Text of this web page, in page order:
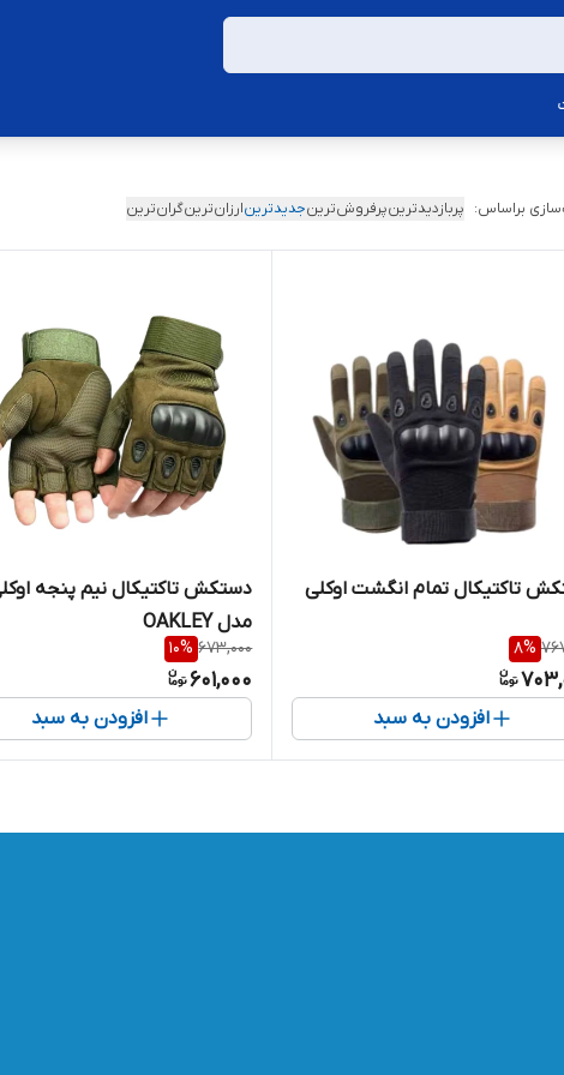
براساس: پربازدیدترینپرفروش‌ترینجدیدترینارزان‌ترینگران‌ترین
تاکتیکال تمام انگشت اوکلی
8%
افزودن به سبد
دستکش تاکتیکال نیم پنجه
مدل OAKLEY
673,000
10%
601,000
افزودن به سبد